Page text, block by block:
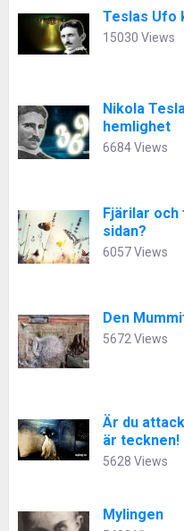
Teslas Ufo
15030 Views
Nikola
hemlighet
6684 Views
Fjärilar
sidan?
6057 Views
Den
5672 Views
Är du
är tecknen!
5628 Views
Mylingen